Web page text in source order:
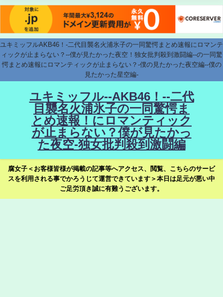
ユキミッフルAKB46！-二代目襲名火浦氷子の一同驚愕まとめ速報にロマンテ
ィックが止まらない？--僕が見たかった夜空！独女批判殺到激闘編--の一同驚
愕まとめ速報にロマンティックが止まらない？-僕の見たかった夜空編--僕の
見たかった星空編-
ユキミッフル--AKB46！--二代
目襲名火浦氷子の一同驚愕ま
とめ速報！にロマンティック
が止まらない？僕が見たかっ
た夜空-独女批判殺到激闘編
腐女子＜お客様皆様が掲載の記事等へアクセス、閲覧、こちらのサービ
スを利用される事でかろうじて運営できています＞本日は足元が悪い中
ご足労頂き誠に有難うございます。